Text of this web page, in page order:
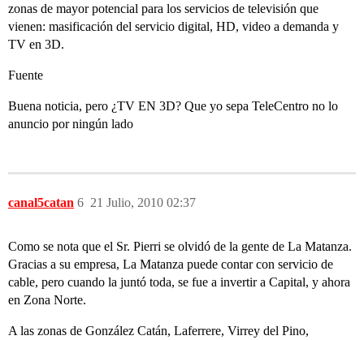
zonas de mayor potencial para los servicios de televisión que
vienen: masificación del servicio digital, HD, video a demanda y
TV en 3D.
Fuente
Buena noticia, pero ¿TV EN 3D? Que yo sepa TeleCentro no lo
anuncio por ningún lado
canal5catan 21 Julio, 2010 02:37
6
Como se nota que el Sr. Pierri se olvidó de la gente de La Matanza.
Gracias a su empresa, La Matanza puede contar con servicio de
cable, pero cuando la juntó toda, se fue a invertir a Capital, y ahora
en Zona Norte.
A las zonas de González Catán, Laferrere, Virrey del Pino,